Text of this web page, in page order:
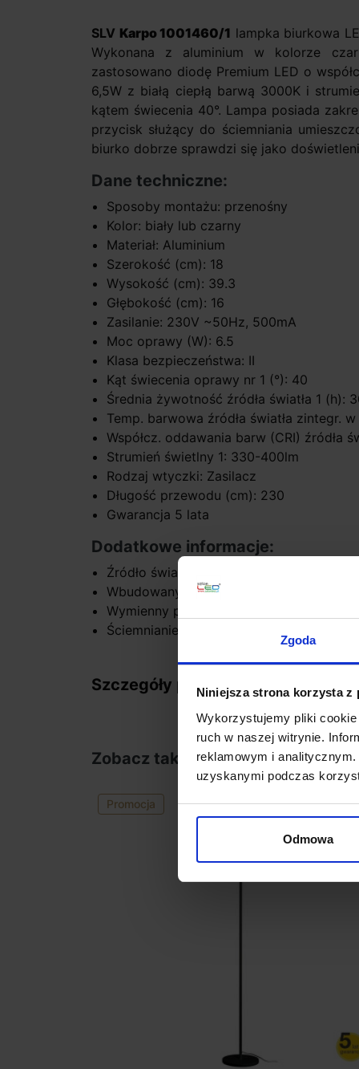
Zgoda
Niniejsza strona korzysta z
Wykorzystujemy pliki
ruch w naszej witrynie.
reklamowym i
uzyskanymi podczas
Odmowa
SLV Karpo 1001460/1 lampka biurkowa
Wykonana z aluminium w kolorze
zastosowano diodę Premium LED o
6,5W z białą ciepłą barwą 3000K i
kątem świecenia 40°. Lampa posiada
przycisk służący do ściemniania
biurko dobrze sprawdzi się jako
Dane techniczne:
Sposoby montażu: przenośny
Kolor: biały lub czarny
Materiał: Aluminium
Szerokość (cm): 18
Wysokość (cm): 39.3
Głębokość (cm): 16
Zasilanie: 230V ~50Hz, 500mA
Moc oprawy (W): 6.5
Klasa bezpieczeństwa: II
Kąt świecenia oprawy nr 1 (°): 40
Średnia żywotność źródła światła 1 (h):
Temp. barwowa źródła światła zintegr.
Współcz. oddawania barw (CRI) źródła
Strumień świetlny 1: 330-400lm
Rodzaj wtyczki: Zasilacz
Długość przewodu (cm): 230
Gwarancja 5 lata
Dodatkowe informacje:
Źródło światła w komplecie
Wbudowany zasilacz Led
Wymienny przez serwis moduł LED
Ściemnianie w opcji switch
Szczegóły produktu
Zobacz także
Promocja